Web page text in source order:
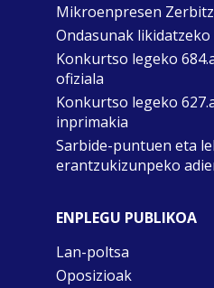
Mikroenpresen
Ondasunak
Konkurtso legeko
ofiziala
Konkurtso legeko
inprimakia
Sarbide-puntuen eta
erantzukizunpeko
ENPLEGU PUBLIKOA
Lan-poltsa
Oposizioak